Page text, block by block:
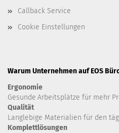
Callback Service
Cookie Einstellungen
Warum Unternehmen auf EOS
Ergonomie
Gesunde Arbeitsplätze für mehr
Qualität
Langlebige Materialien für den
Komplettlösungen